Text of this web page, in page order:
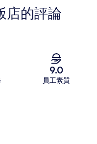
店的評論
9.0
員工素質